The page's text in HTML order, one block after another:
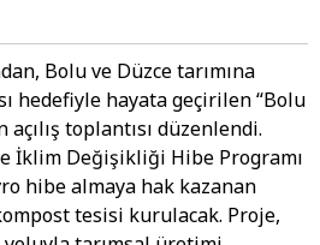
Bolu ve Düzce tarımına
hedefiyle hayata geçirilen “Bolu
toplantısı düzenlendi.
İklim Değişikliği Hibe Programı
hibe almaya hak kazanan
tesisi kurulacak. Proje,